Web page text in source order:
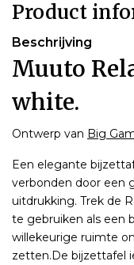
Product
Beschrijving
Muuto
white.
Ontwerp van Big
Een elegante
verbonden door een
uitdrukking. Trek de
te gebruiken als een
willekeurige ruimte
zetten.De bijzettafel